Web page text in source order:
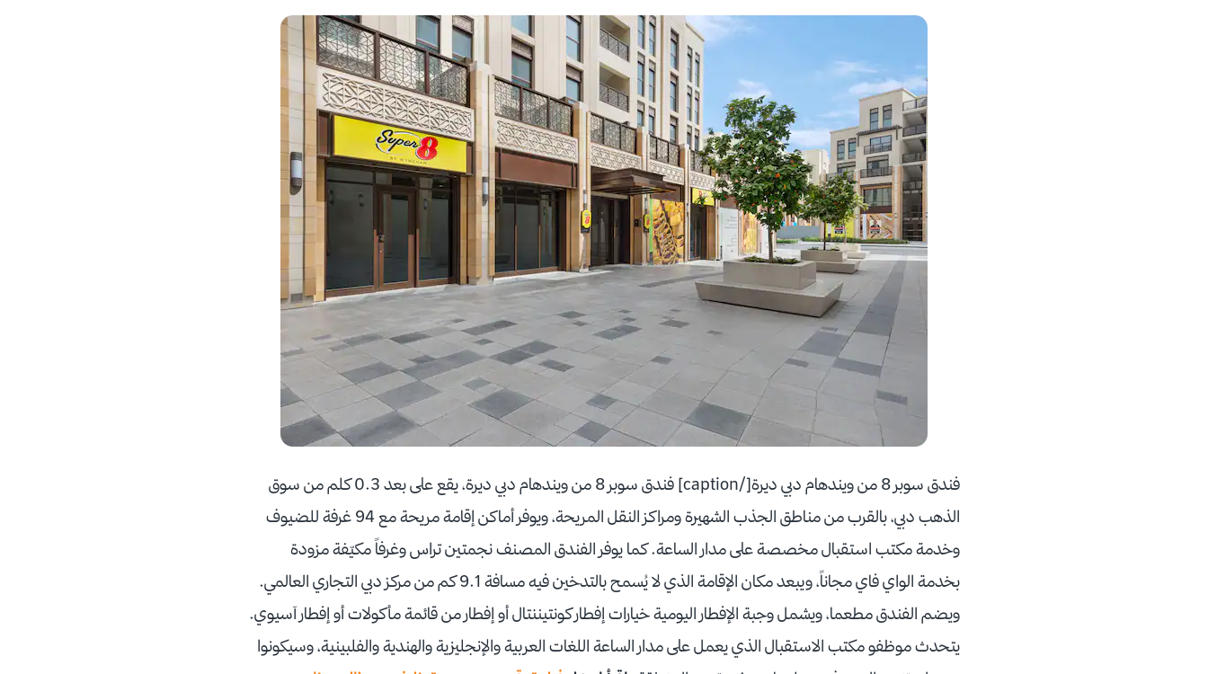
فندق سوبر 8 من ويندهام دبي ديرة[/caption] فندق سوبر 8 من ويندهام دبي ديرة، يقع على بعد 0.3 كلم من سوق
الذهب دبي، بالقرب من مناطق الجذب الشهيرة ومراكز النقل المريحة، ويوفر أماكن إقامة مريحة مع 94 غرفة للضيوف
وخدمة مكتب استقبال مخصصة على مدار الساعة. كما يوفر الفندق المصنف نجمتين تراس وغرفاً مكيّفة مزودة
بخدمة الواي فاي مجاناً، ويبعد مكان الإقامة الذي لا يُسمح بالتدخين فيه مسافة 9.1 كم من مركز دبي التجاري العالمي.
ويضم الفندق مطعما، ويشمل وجبة الإفطار اليومية خيارات إفطار كونتيننتال أو إفطار من قائمة مأكولات أو إفطار آسيوي.
يتحدث موظفو مكتب الاستقبال الذي يعمل على مدار الساعة اللغات العربية والإنجليزية والهندية والفلبينية، وسيكونوا